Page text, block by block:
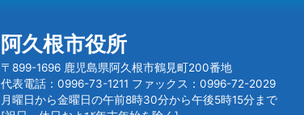
阿久根市役所
〒899-1696 鹿児島県阿久根市鶴見町200番地
代表電話：0996-73-1211 ファックス：0996-72-2029
月曜日から金曜日の午前8時30分から午後5時15分まで